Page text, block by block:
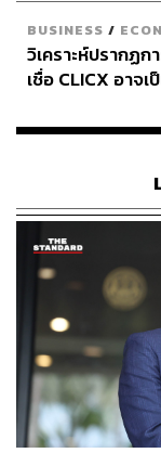
BUSINESS /
วิเคราะห์ปรากฏ
เชื่อ CLICX อาจ
เรือนไทยที่ถูกซุกไ